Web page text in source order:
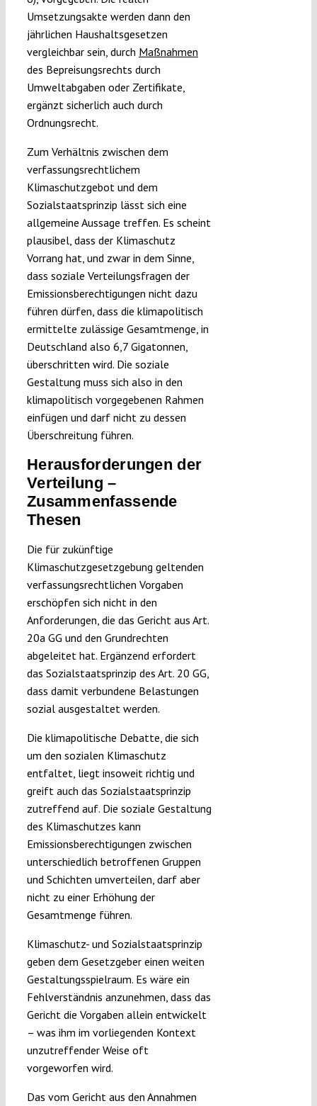
Umsetzungsakte werden dann den
jährlichen Haushaltsgesetzen
vergleichbar sein, durch Maßnahmen
des Bepreisungsrechts durch
Umweltabgaben oder Zertifikate,
ergänzt sicherlich auch durch
Ordnungsrecht.
Zum Verhältnis zwischen dem
verfassungsrechtlichem
Klimaschutzgebot und dem
Sozialstaatsprinzip lässt sich eine
allgemeine Aussage treffen. Es scheint
plausibel, dass der Klimaschutz
Vorrang hat, und zwar in dem Sinne,
dass soziale Verteilungsfragen der
Emissionsberechtigungen nicht dazu
führen dürfen, dass die klimapolitisch
ermittelte zulässige Gesamtmenge, in
Deutschland also 6,7 Gigatonnen,
überschritten wird. Die soziale
Gestaltung muss sich also in den
klimapolitisch vorgegebenen Rahmen
einfügen und darf nicht zu dessen
Überschreitung führen.
Herausforderungen der
Verteilung –
Zusammenfassende
Thesen
Die für zukünftige
Klimaschutzgesetzgebung geltenden
verfassungsrechtlichen Vorgaben
erschöpfen sich nicht in den
Anforderungen, die das Gericht aus Art.
20a GG und den Grundrechten
abgeleitet hat. Ergänzend erfordert
das Sozialstaatsprinzip des Art. 20 GG,
dass damit verbundene Belastungen
sozial ausgestaltet werden.
Die klimapolitische Debatte, die sich
um den sozialen Klimaschutz
entfaltet, liegt insoweit richtig und
greift auch das Sozialstaatsprinzip
zutreffend auf. Die soziale Gestaltung
des Klimaschutzes kann
Emissionsberechtigungen zwischen
unterschiedlich betroffenen Gruppen
und Schichten umverteilen, darf aber
nicht zu einer Erhöhung der
Gesamtmenge führen.
Klimaschutz- und Sozialstaatsprinzip
geben dem Gesetzgeber einen weiten
Gestaltungsspielraum. Es wäre ein
Fehlverständnis anzunehmen, dass das
Gericht die Vorgaben allein entwickelt
– was ihm im vorliegenden Kontext
unzutreffender Weise oft
vorgeworfen wird.
Das vom Gericht aus den Annahmen